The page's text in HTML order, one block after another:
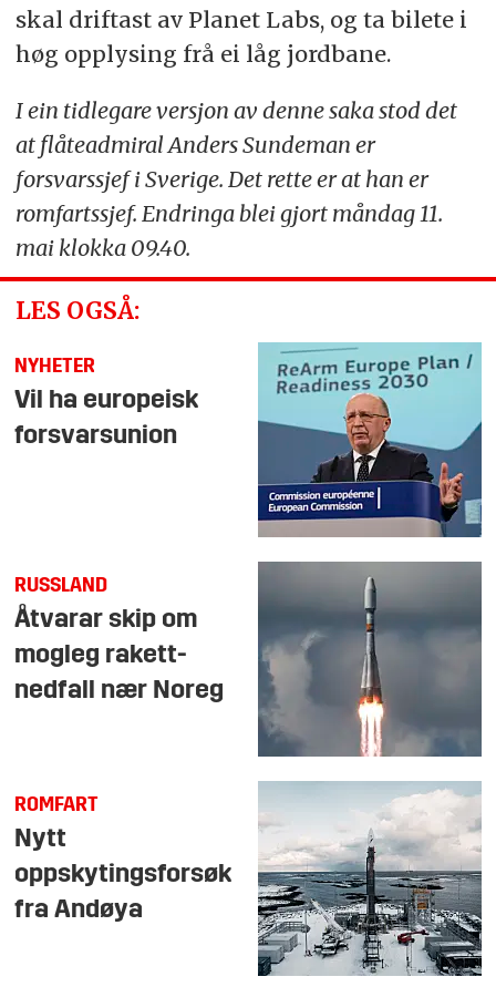
skal driftast av Planet Labs, og ta bilete i
høg opplysing frå ei låg jordbane.
I ein tidlegare versjon av denne saka stod det
at flåteadmiral Anders Sundeman er
forsvarssjef i Sverige. Det rette er at han er
romfartssjef. Endringa blei gjort måndag 11.
mai klokka 09.40.
LES OGSÅ:
NYHETER
Vil ha europeisk
forsvarsunion
RUSSLAND
Åtvarar skip om
mogleg rakett-
nedfall nær Noreg
ROMFART
Nytt
oppskytingsforsøk
fra Andøya